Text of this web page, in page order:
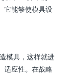
它能够使模具设
模具，这样就进
适应性。在战略